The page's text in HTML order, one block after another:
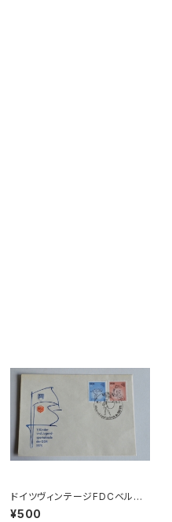
ドイツヴィンテージFDCベルリ
ンa
¥500